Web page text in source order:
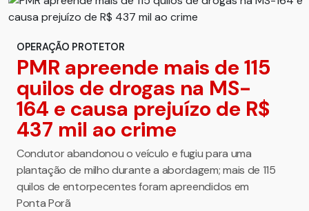
OPERAÇÃO PROTETOR
PMR apreende mais de 115
quilos de drogas na MS-
164 e causa prejuízo de R$
437 mil ao crime
Condutor abandonou o veículo e fugiu para uma
plantação de milho durante a abordagem; mais de 115
quilos de entorpecentes foram apreendidos em
Ponta Porã